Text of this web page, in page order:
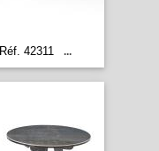
Réf. 42311 ...